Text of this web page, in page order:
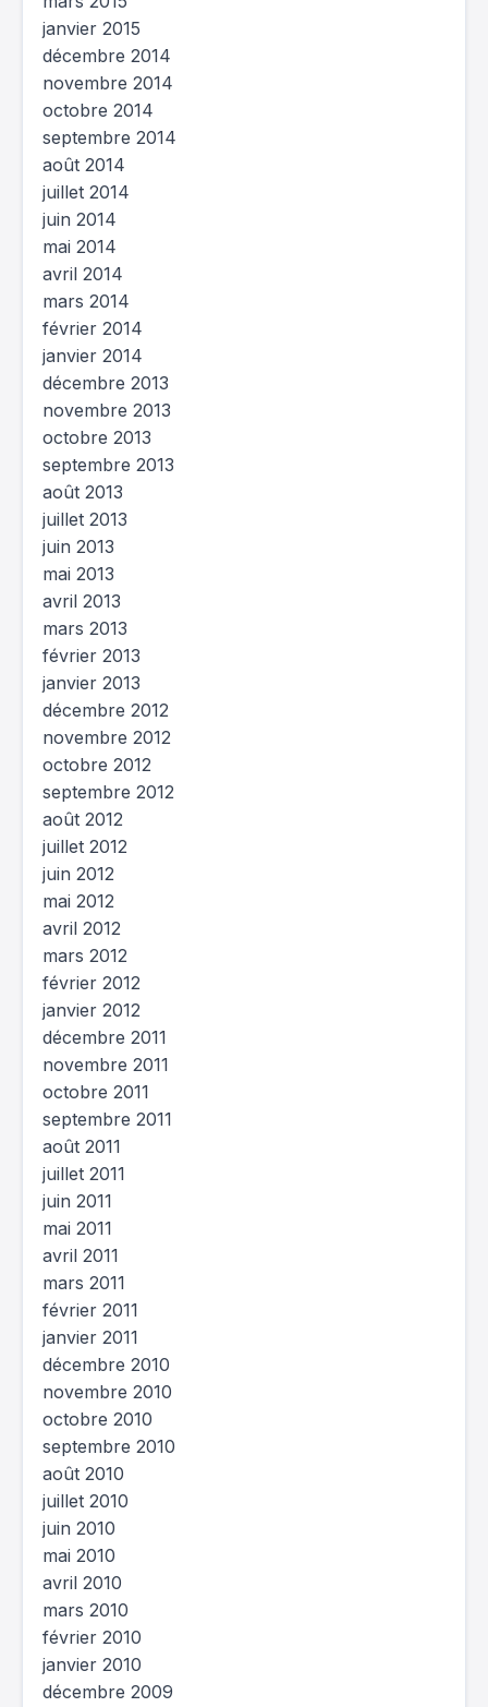
janvier 2015
décembre 2014
novembre 2014
octobre 2014
septembre 2014
août 2014
juillet 2014
juin 2014
mai 2014
avril 2014
mars 2014
février 2014
janvier 2014
décembre 2013
novembre 2013
octobre 2013
septembre 2013
août 2013
juillet 2013
juin 2013
mai 2013
avril 2013
mars 2013
février 2013
janvier 2013
décembre 2012
novembre 2012
octobre 2012
septembre 2012
août 2012
juillet 2012
juin 2012
mai 2012
avril 2012
mars 2012
février 2012
janvier 2012
décembre 2011
novembre 2011
octobre 2011
septembre 2011
août 2011
juillet 2011
juin 2011
mai 2011
avril 2011
mars 2011
février 2011
janvier 2011
décembre 2010
novembre 2010
octobre 2010
septembre 2010
août 2010
juillet 2010
juin 2010
mai 2010
avril 2010
mars 2010
février 2010
janvier 2010
décembre 2009